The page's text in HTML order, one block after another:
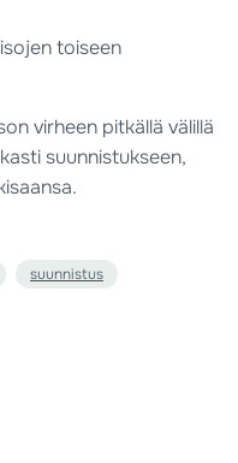
toiseen
virheen pitkällä välillä
suunnistukseen,
suunnistus